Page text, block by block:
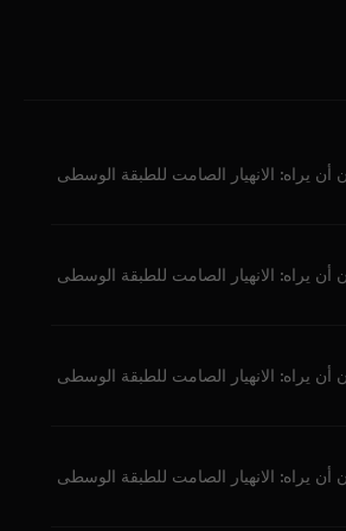
أن يراه: الانهيار الصامت للطبقة الوسطى
أن يراه: الانهيار الصامت للطبقة الوسطى
أن يراه: الانهيار الصامت للطبقة الوسطى
أن يراه: الانهيار الصامت للطبقة الوسطى